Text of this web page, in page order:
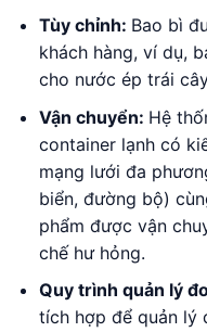
Tùy chỉnh: Bao bì
khách hàng, ví dụ,
cho nước ép trái
Vận chuyển: Hệ
container lạnh có
mạng lưới đa
biển, đường bộ)
phẩm được vận
chế hư hỏng.
Quy trình quản lý
tích hợp để quản lý